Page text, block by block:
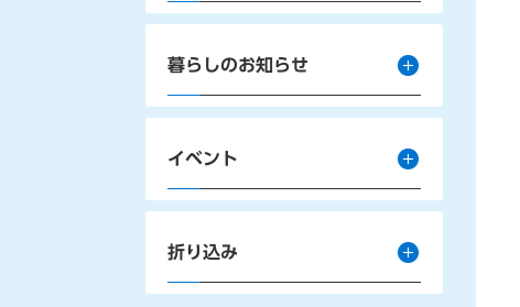
暮らしのお知らせ
イベント
折り込み